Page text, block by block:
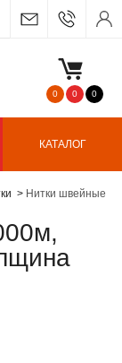
0 0 0
КАТАЛОГ
Нитки швейные